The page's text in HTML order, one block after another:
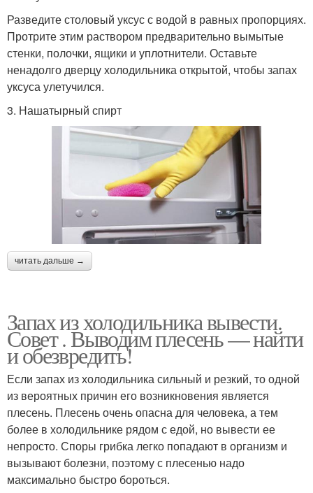
Разведите столовый уксус с водой в равных пропорциях.
Протрите этим раствором предварительно вымытые
стенки, полочки, ящики и уплотнители. Оставьте
ненадолго дверцу холодильника открытой, чтобы запах
уксуса улетучился.
3. Нашатырный спирт
читать дальше →
Запах из холодильника вывести.
Совет . Выводим плесень — найти
и обезвредить!
Если запах из холодильника сильный и резкий, то одной
из вероятных причин его возникновения является
плесень. Плесень очень опасна для человека, а тем
более в холодильнике рядом с едой, но вывести ее
непросто. Споры грибка легко попадают в организм и
вызывают болезни, поэтому с плесенью надо
максимально быстро бороться.